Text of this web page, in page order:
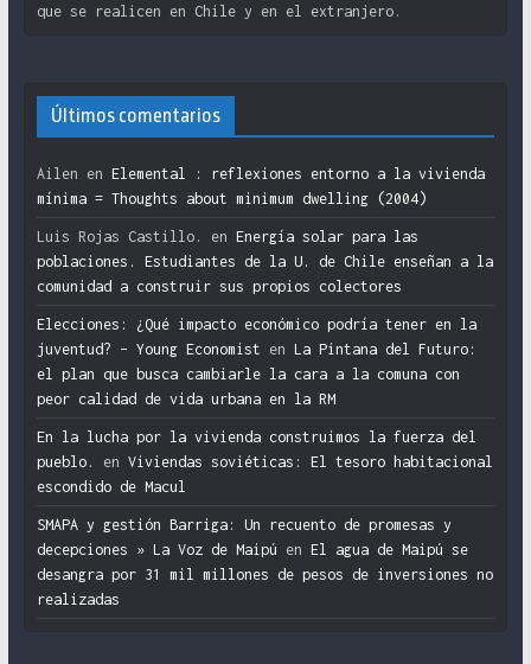
que se realicen en Chile y en el extranjero.
Últimos comentarios
Ailen en Elemental : reflexiones entorno a la vivienda
mínima = Thoughts about minimum dwelling (2004)
Luis Rojas Castillo. en Energía solar para las
poblaciones. Estudiantes de la U. de Chile enseñan a la
comunidad a construir sus propios colectores
Elecciones: ¿Qué impacto económico podría tener en la
juventud? – Young Economist en La Pintana del Futuro:
el plan que busca cambiarle la cara a la comuna con
peor calidad de vida urbana en la RM
En la lucha por la vivienda construimos la fuerza del
pueblo.
en Viviendas soviéticas: El tesoro habitacional
escondido de Macul
SMAPA y gestión Barriga: Un recuento de promesas y
decepciones » La Voz de Maipú en El agua de Maipú se
desangra por 31 mil millones de pesos de inversiones no
realizadas